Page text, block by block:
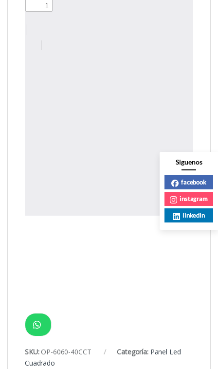
SKU: OP-6060-40CCT Categoría: Panel Led
Cuadrado
Siguenos
facebook
instagram
linkedin